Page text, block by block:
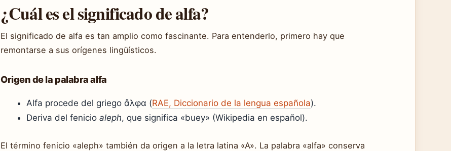
¿Cuál es el significado de alfa?
El significado de alfa es tan amplio como fascinante. Para entenderlo, primero hay que
remontarse a sus orígenes lingüísticos.
Origen de la palabra alfa
Alfa procede del griego ἄλφα (RAE, Diccionario de la lengua española).
Deriva del fenicio aleph, que significa «buey» (Wikipedia en español).
El término fenicio «aleph» también da origen a la letra latina «A». La palabra «alfa» conserva